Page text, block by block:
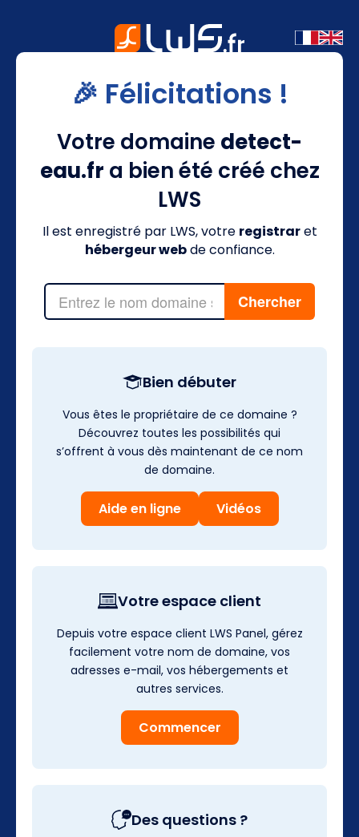
🎉 Félicitations !
Votre domaine detect-
eau.fr a bien été créé chez
LWS
Il est enregistré par LWS, votre registraret
hébergeur webde confiance.
Bien débuter
Vous êtes le propriétaire de ce domaine ?
Découvrez toutes les possibilités qui
s’offrent à vous dès maintenant de ce nom
de domaine.
Aide en ligne Vidéos
Votre espace client
Depuis votre espace client LWS Panel, gérez
facilement votre nom de domaine, vos
adresses e-mail, vos hébergements et
autres services.
Commencer
Des questions ?